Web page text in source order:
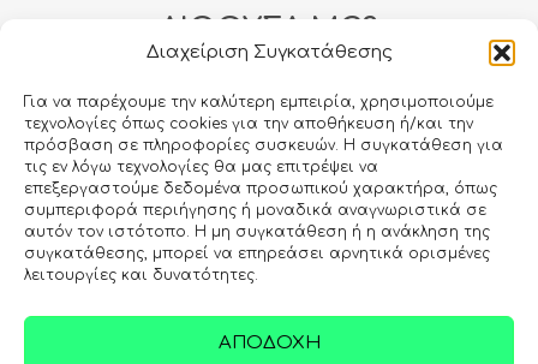
Διαχείριση Συγκατάθεσης
Για να παρέχουμε την καλύτερη εμπειρία, χρησιμοποιούμε
τεχνολογίες όπως cookies για την αποθήκευση ή/και την
πρόσβαση σε πληροφορίες συσκευών. Η συγκατάθεση για
τις εν λόγω τεχνολογίες θα μας επιτρέψει να
επεξεργαστούμε δεδομένα προσωπικού χαρακτήρα, όπως
συμπεριφορά περιήγησης ή μοναδικά αναγνωριστικά σε
αυτόν τον ιστότοπο. Η μη συγκατάθεση ή η ανάκληση της
συγκατάθεσης, μπορεί να επηρεάσει αρνητικά ορισμένες
λειτουργίες και δυνατότητες.
ΑΠΟΔΟΧΉ
ΑΙΘΟΥΣΑ MC3
–
Ανοίγοντας το πρώτο μου
φαρμακείο
Για τρία χρόνια, η υγειονομική κρίση που προκλήθηκε από
την Covid-19 ανέδειξε το επάγγελμα του Φαρμακοποιού,
δίνοντας νέες ευκαιρίες και προοπτικές. Οι οικονομικές
επιπτώσεις λόγω της πανδημίας, όχι μόνο δεν μείωσαν το
ενδιαφέρον για τη δημιουργία ενός νέου φαρμακείου, αλλά
ωστόσο, θέλει προσοχή. Ποιες ενέργειες και με ποια σειρά
θα πρέπει να ακολουθούνται ώστε το εγχείρημα να είναι